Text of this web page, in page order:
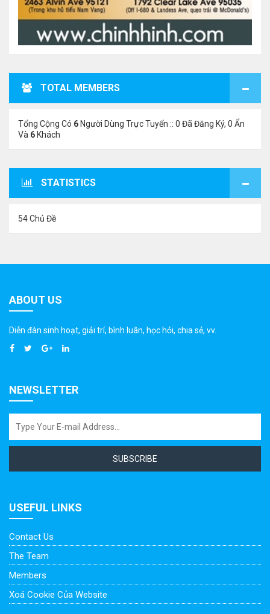
TOTAL MEMBERS
Tổng Cộng Có 6 Người Dùng Trực Tuyến :: 0 Đã Đăng Ký, 0 Ẩn
Và 6 Khách
STATISTICS
54 Chủ Đề
ABOUT US
Diễn đàn sinh hoạt, giải trí, bình luân, học hỏi, chia sẻ, vv.
NEWSLETTER
SUBSCRIBE
USEFUL LINKS
Contact Us
The Team
Members
Xoá Cookie Của Website